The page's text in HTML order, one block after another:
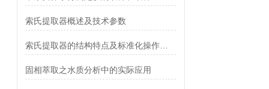
索氏提取器概述及技术参数
固相萃取之水质分析中的实际应用